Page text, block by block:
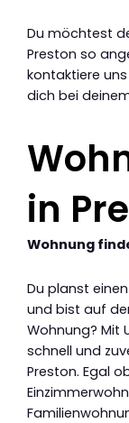
Du möchtest
Preston so
kontaktiere
dich bei
in
Wohnung
Du planst
und bist auf
Wohnung? Mit
schnell und
Preston. Egal